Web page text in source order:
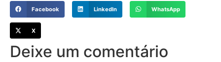
Facebook LinkedIn WhatsApp
X
Deixe um comentário